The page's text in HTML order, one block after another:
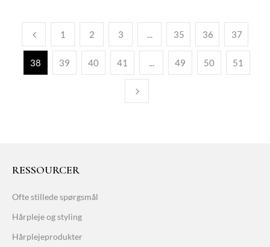
1 2 3 ... 35 36 37
38 39 40 41 ... 49 50 51
RESSOURCER
Ofte stillede spørgsmål
Hårpleje og styling
Hårplejeprodukter